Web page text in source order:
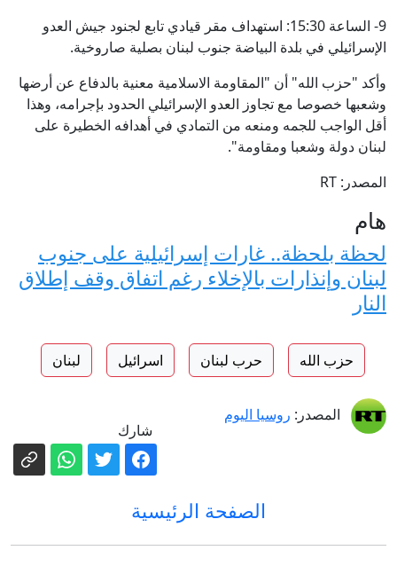
9- الساعة 15:30: استهداف مقر قيادي تابع لجنود جيش العدو
الإسرائيلي في بلدة البياضة جنوب لبنان بصلية صاروخية.
وأكد "حزب الله" أن "المقاومة الاسلامية معنية بالدفاع عن أرضها
وشعبها خصوصا مع تجاوز العدو الإسرائيلي الحدود بإجرامه، وهذا
أقل الواجب للجمه ومنعه من التمادي في أهدافه الخطيرة على
لبنان دولة وشعبا ومقاومة".
المصدر: RT
هام
لحظة بلحظة.. غارات إسرائيلية على جنوب
لبنان وإنذارات بالإخلاء رغم اتفاق وقف إطلاق
النار
حزب الله حرب لبنان اسرائيل لبنان
المصدر: روسيا اليوم
شارك
الصفحة الرئيسية